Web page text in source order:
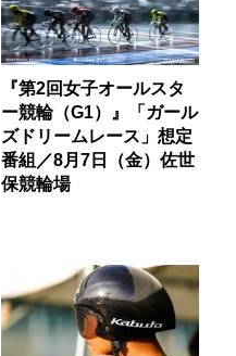
『第2回女子オールスタ
ー競輪（G1）』「ガール
ズドリームレース」想定
番組／8月7日（金）佐世
保競輪場